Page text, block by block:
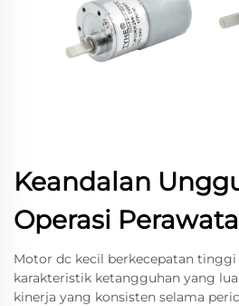
Keandalan
Operasi
Motor dc kecil berkecepatan
karakteristik ketangguhan yang
kinerja yang konsisten selama